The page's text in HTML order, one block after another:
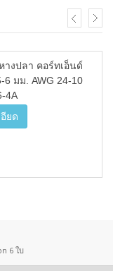
างปลา คอร์ทเอ็นด์
มม. AWG 24-10
4A
ยด
6 ใบ